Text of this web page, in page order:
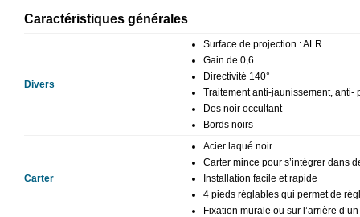
Caractéristiques générales
Divers
Surface de projection : ALR
Gain de 0,6
Directivité 140°
Traitement anti-jaunissement, anti-
Dos noir occultant
Bords noirs
Carter
Acier laqué noir
Carter mince pour s’intégrer dans
Installation facile et rapide
4 pieds réglables qui permet de
Fixation murale ou sur l’arrière